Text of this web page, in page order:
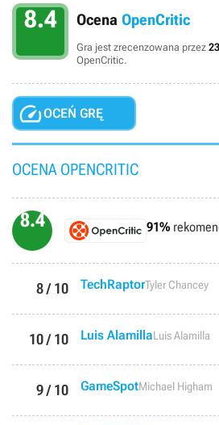
8.4 Ocena OpenCritic
Gra jest zrecenzowana przez 23
OpenCritic.
OCEŃ GRĘ
OCENA OPENCRITIC
8.4 91%
8 / 10 TechRaptorTyler Chancey
10 / 10 Luis AlamillaLuis Alamilla
9 / 10 GameSpotMichael Higham